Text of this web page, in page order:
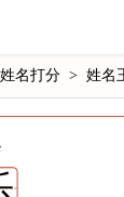
姓名打分 > 姓名